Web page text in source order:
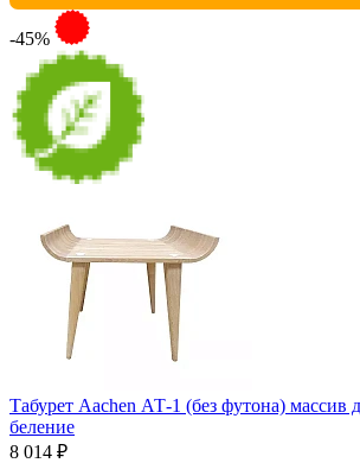
-45%
Табурет Aachen АТ-1 (без футона) массив
беление
8 014 ₽